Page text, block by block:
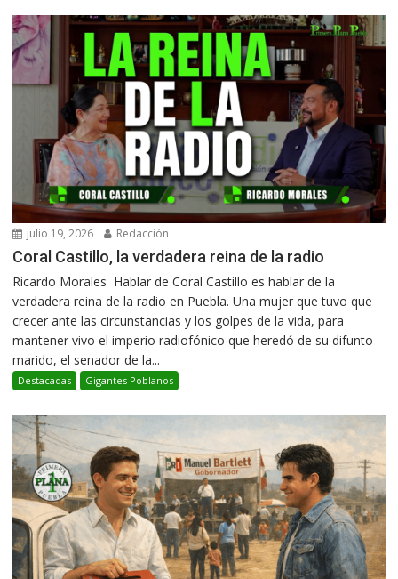
julio 19, 2026 Redacción
Coral Castillo, la verdadera reina de la radio
Ricardo Morales Hablar de Coral Castillo es hablar de la
verdadera reina de la radio en Puebla. Una mujer que tuvo que
crecer ante las circunstancias y los golpes de la vida, para
mantener vivo el imperio radiofónico que heredó de su difunto
marido, el senador de la...
Destacadas Gigantes Poblanos